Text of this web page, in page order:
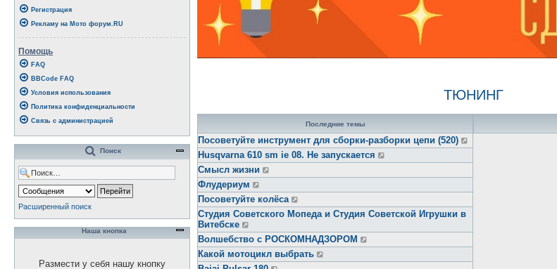
ТЮНИНГ
Последние темы
Посоветуйте инструмент для сборки-разборки цепи (520)
Husqvarna 610 sm ie 08. Не запускается
Смысл жизни
Флудериум
Посоветуйте колёса
Студия Советского Мопеда и Студия Советской Игрушки в
Витебске
Волшебство с РОСКОМНАДЗОРОМ
Какой мотоцикл выбрать
Регистрация
Рекламу на Мото форум.RU
Помощь
FAQ
BBCode FAQ
Условия использования
Политика конфиденциальности
Связь с администрацией
Поиск
Расширенный поиск
Наша кнопка
Размести у себя нашу кнопку